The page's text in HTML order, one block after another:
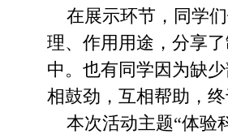
在展示环节，同学们
理、作用用途，分享
中。也有同学因为缺
相鼓劲，互相帮助，
本次活动主题“体验